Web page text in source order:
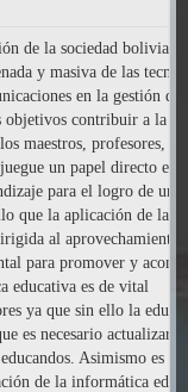
de la sociedad boliviana
y masiva de las
en la gestión de
objetivos contribuir a la
maestros, profesores,
un papel directo en
para el logro de una
que la aplicación de la
al aprovechamiento
para promover y
educativa es de vital
ya que sin ello la
es necesario
Asimismo es
de la informática